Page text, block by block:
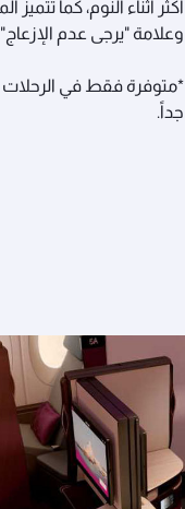
أكثر أثناء النوم، كما
وعلامة "يرجى عدم
*متوفرة فقط في الرحلات
جداً.